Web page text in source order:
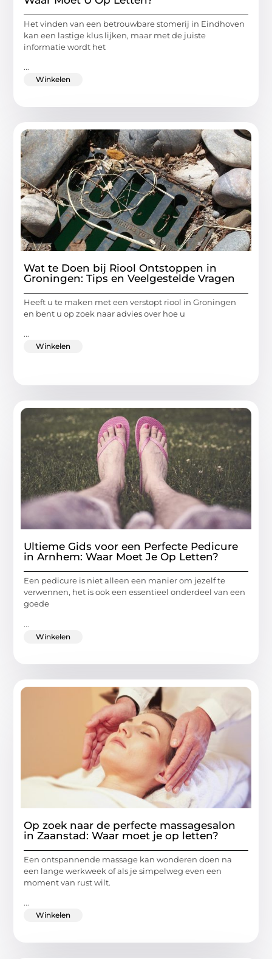
Het vinden van een betrouwbare stomerij in Eindhoven
kan een lastige klus lijken, maar met de juiste
informatie wordt het
...
Winkelen
Wat te Doen bij Riool Ontstoppen in
Groningen: Tips en Veelgestelde Vragen
Heeft u te maken met een verstopt riool in Groningen
en bent u op zoek naar advies over hoe u
...
Winkelen
Ultieme Gids voor een Perfecte Pedicure
in Arnhem: Waar Moet Je Op Letten?
Een pedicure is niet alleen een manier om jezelf te
verwennen, het is ook een essentieel onderdeel van een
goede
...
Winkelen
Op zoek naar de perfecte massagesalon
in Zaanstad: Waar moet je op letten?
Een ontspannende massage kan wonderen doen na
een lange werkweek of als je simpelweg even een
moment van rust wilt.
...
Winkelen